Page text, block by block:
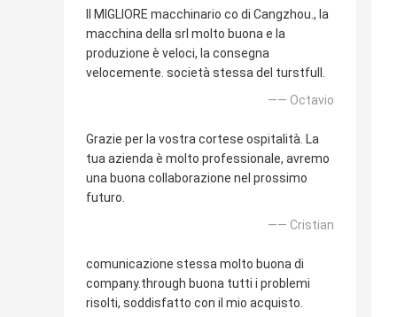
Il MIGLIORE macchinario co di Cangzhou., la
macchina della srl molto buona e la
produzione è veloci, la consegna
velocemente. società stessa del turstfull.
—— Octavio
Grazie per la vostra cortese ospitalità. La
tua azienda è molto professionale, avremo
una buona collaborazione nel prossimo
futuro.
—— Cristian
comunicazione stessa molto buona di
company.through buona tutti i problemi
risolti, soddisfatto con il mio acquisto.